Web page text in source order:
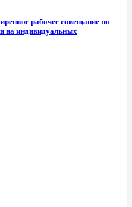
рабочее совещание по
на индивидуальных